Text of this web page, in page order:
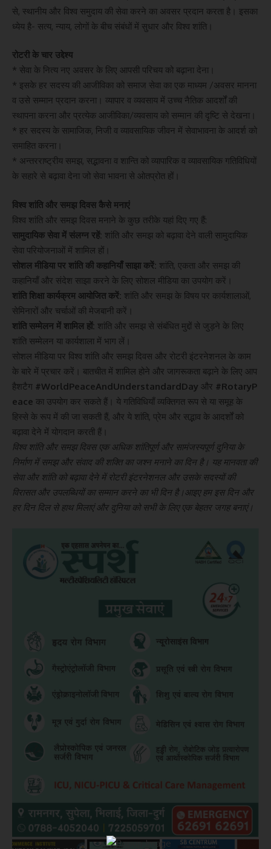
से, स्थानीय और विश्व समुदाय की सेवा करने का अवसर प्रदान करता है। इसका
ध्येय है- सत्य, न्याय, लोगों के बीच संबंधों में सुधार और विश्व शांति।
रोटरी के चार उद्देश्य
* सेवा के नित्य नए अवसर के लिए आपसी परिचय को बढ़ाना देना।
* इसके हर सदस्य की आजीविका को समाज सेवा का एक माध्यम /अवसर मानना
व उसे सम्मान प्रदान करना। व्यापार व व्यवसाय में उच्च नैतिक आदर्शों की
स्थापना करना और प्रत्येक आजीविका/व्यवसाय को सम्मान की दृष्टि से देखना।
* हर सदस्य के सामाजिक, निजी व व्यावसायिक जीवन में सेवाभावना के आदर्श को
समाहित करना।
* अन्तरराष्ट्रीय समझ, सद्भावना व शान्ति को व्यापारिक व व्यावसायिक गतिविधियों
के सहारे से बढ़ावा देना जो सेवा भावना से ओतप्रोत हों।
विश्व शांति और समझ दिवस कैसे मनाएं
विश्व शांति और समझ दिवस मनाने के कुछ तरीके यहां दिए गए हैं:
सामुदायिक सेवा में संलग्न रहें: शांति और समझ को बढ़ावा देने वाली सामुदायिक
सेवा परियोजनाओं में शामिल हों।
सोशल मीडिया पर शांति की कहानियाँ साझा करें: शांति, एकता और समझ की
कहानियाँ और संदेश साझा करने के लिए सोशल मीडिया का उपयोग करें।
शांति शिक्षा कार्यक्रम आयोजित करें: शांति और समझ के विषय पर कार्यशालाओं,
सेमिनारों और चर्चाओं की मेजबानी करें।
शांति सम्मेलन में शामिल हों: शांति और समझ से संबंधित मुद्दों से जुड़ने के लिए
शांति सम्मेलन या कार्यशाला में भाग लें।
सोशल मीडिया पर विश्व शांति और समझ दिवस और रोटरी इंटरनेशनल के काम
के बारे में प्रचार करें। बातचीत में शामिल होने और जागरूकता बढ़ाने के लिए आप
हैशटैग #WorldPeaceAndUnderstandardDay और #RotaryP
eace का उपयोग कर सकते हैं। ये गतिविधियाँ व्यक्तिगत रूप से या समूह के
हिस्से के रूप में की जा सकती हैं, और ये शांति, प्रेम और सद्भाव के आदर्शों को
बढ़ावा देने में योगदान करती हैं।
विश्व शांति और समझ दिवस एक अधिक शांतिपूर्ण और सामंजस्यपूर्ण दुनिया के
निर्माण में समझ और संवाद की शक्ति का जश्न मनाने का दिन है। यह मानवता की
सेवा और शांति को बढ़ावा देने में रोटरी इंटरनेशनल और उसके सदस्यों की
विरासत और उपलब्धियों का सम्मान करने का भी दिन है।आइए हम इस दिन और
हर दिन दिल से हाथ मिलाएं और दुनिया को सभी के लिए एक बेहतर जगह बनाएं।
×